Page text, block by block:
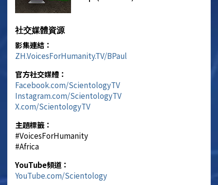
社交媒體資源
影集連結：
ZH.VoicesForHumanity.TV/BPaul
官方社交媒體：
Facebook.com/ScientologyTV
Instagram.com/ScientologyTV
X.com/ScientologyTV
主題標籤：
‎#VoicesForHumanity
‎#Africa
YouTube頻道：
YouTube.com/Scientology